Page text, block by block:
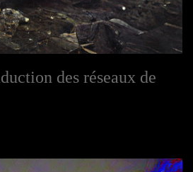
des réseaux de